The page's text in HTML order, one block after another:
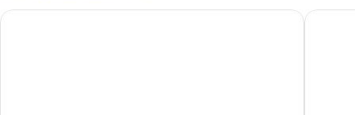
giường
Bel Marina Hội An Resort Hotel